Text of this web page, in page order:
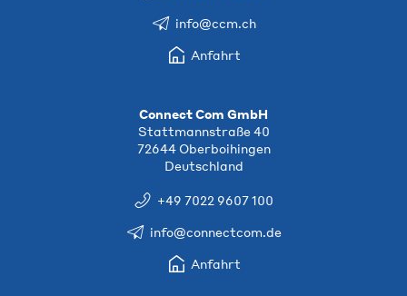
info@ccm.ch
Anfahrt
Connect Com GmbH
Stattmannstraße 40
72644 Oberboihingen
Deutschland
+49 7022 9607 100
info@connectcom.de
Anfahrt